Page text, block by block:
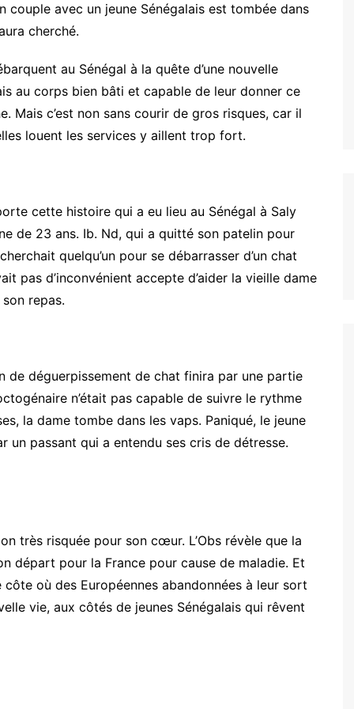
couple avec un jeune Sénégalais est tombée dans
cherché.
au Sénégal à la quête d’une nouvelle
au corps bien bâti et capable de leur donner ce
Mais c’est non sans courir de gros risques, car il
louent les services y aillent trop fort.
cette histoire qui a eu lieu au Sénégal à Saly
de 23 ans. Ib. Nd, qui a quitté son patelin pour
quelqu’un pour se débarrasser d’un chat
pas d’inconvénient accepte d’aider la vieille dame
repas.
de déguerpissement de chat finira par une partie
n’était pas capable de suivre le rythme
la dame tombe dans les vaps. Paniqué, le jeune
un passant qui a entendu ses cris de détresse.
très risquée pour son cœur. L’Obs révèle que la
départ pour la France pour cause de maladie. Et
où des Européennes abandonnées à leur sort
vie, aux côtés de jeunes Sénégalais qui rêvent